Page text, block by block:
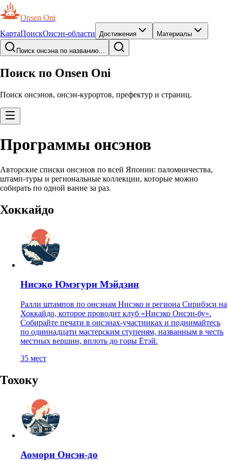
Onsen Oni
КартаПоискОнсэн-области Достижения Материалы
Поиск онсэна по названию...
Поиск по Onsen Oni
Поиск онсэнов, онсэн-курортов, префектур и страниц.
Программы онсэнов
Авторские списки онсэнов по всей Японии: паломничества,
штамп-туры и региональные коллекции, которые можно
собирать по одной ванне за раз.
Хоккайдо
Нисэко Юмэгури Мэйдзин
Ралли штампов по онсэнам Нисэко и региона Сирибэси на
Хоккайдо, которое проводит клуб «Нисэко Онсэн-бу».
Собирайте печати в онсэнах-участниках и поднимайтесь
по одиннадцати мастерским ступеням, названным в честь
местных вершин, вплоть до горы Ётэй.
35 мест
Тохоку
Аомори Онсэн-до